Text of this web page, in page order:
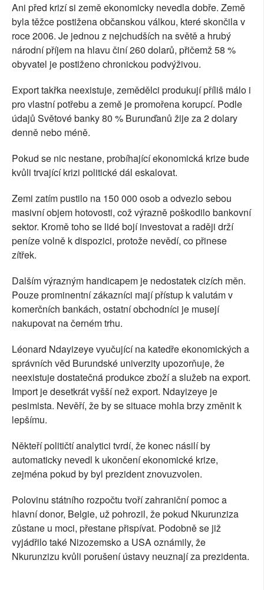
Ani před krizí si země ekonomicky nevedla dobře. Země
byla těžce postižena občanskou válkou, které skončila v
roce 2006. Je jednou z nejchudších na světě a hrubý
národní příjem na hlavu činí 260 dolarů, přičemž 58 %
obyvatel je postiženo chronickou podvýživou.
Export takřka neexistuje, zemědělci produkují příliš málo i
pro vlastní potřebu a země je promořena korupcí. Podle
údajů Světové banky 80 % Burunďanů žije za 2 dolary
denně nebo méně.
Pokud se nic nestane, probíhající ekonomická krize bude
kvůli trvající krizi politické dál eskalovat.
Zemi zatím pustilo na 150 000 osob a odvezlo sebou
masivní objem hotovosti, což výrazně poškodilo bankovní
sektor. Kromě toho se lidé bojí investovat a raději drží
peníze volně k dispozici, protože nevědí, co přinese
zítřek.
Dalším výrazným handicapem je nedostatek cizích měn.
Pouze prominentní zákazníci mají přístup k valutám v
komerčních bankách, ostatní obchodníci je musejí
nakupovat na černém trhu.
Léonard Ndayizeye vyučující na katedře ekonomických a
správních věd Burundské univerzity upozorňuje, že
neexistuje dostatečná produkce zboží a služeb na export.
Import je desetkrát vyšší než export. Ndayizeye je
pesimista. Nevěří, že by se situace mohla brzy změnit k
lepšímu.
Někteří političtí analytici tvrdí, že konec násilí by
automaticky nevedl k ukončení ekonomické krize,
zejména pokud by byl prezident znovuzvolen.
Polovinu státního rozpočtu tvoří zahraniční pomoc a
hlavní donor, Belgie, už pohrozil, že pokud Nkurunziza
zůstane u moci, přestane přispívat. Podobně se již
vyjádřilo také Nizozemsko a USA oznámily, že
Nkurunzizu kvůli porušení ústavy neuznají za prezidenta.